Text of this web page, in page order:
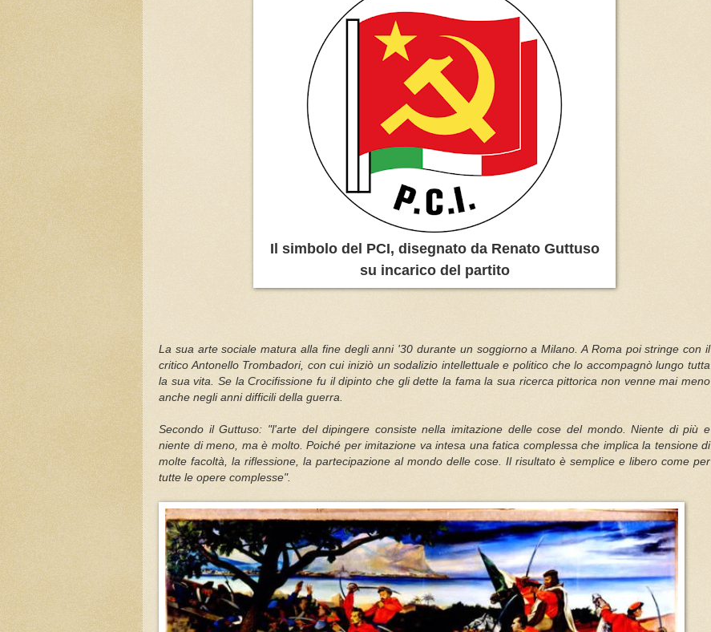
Il simbolo del PCI, disegnato da Renato Guttuso
su incarico del partito
La sua arte sociale matura alla fine degli anni '30 durante un soggiorno a Milano. A Roma poi stringe con il
critico Antonello Trombadori, con cui iniziò un sodalizio intellettuale e politico che lo accompagnò lungo tutta
la sua vita. Se la Crocifissione fu il dipinto che gli dette la fama la sua ricerca pittorica non venne mai meno
anche negli anni difficili della guerra.
Secondo il Guttuso: "l'arte del dipingere consiste nella imitazione delle cose del mondo. Niente di più e
niente di meno, ma è molto. Poiché per imitazione va intesa una fatica complessa che implica la tensione di
molte facoltà, la riflessione, la partecipazione al mondo delle cose. Il risultato è semplice e libero come per
tutte le opere complesse".